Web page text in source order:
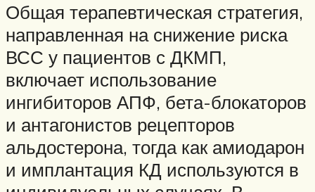
Общая терапевтическая стратегия,
направленная на снижение риска
ВСС у пациентов с ДКМП,
включает использование
ингибиторов АПФ, бета-блокаторов
и антагонистов рецепторов
альдостерона, тогда как амиодарон
и имплантация КД используются в